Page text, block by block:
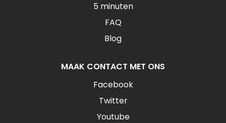
5 minuten
FAQ
Blog
MAAK CONTACT MET ONS
Facebook
Twitter
Youtube